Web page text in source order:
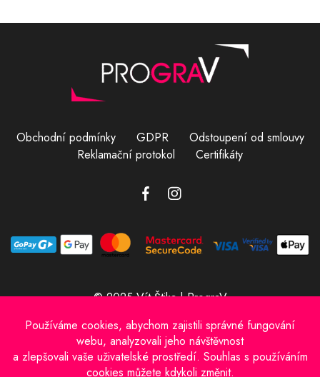
Obchodní podmínky GDPR
Odstoupení od smlouvy
Reklamační protokol
Certifikáty
© 2025 Vít Štika | PrograV
Provozovatel e-shopu: Vít Štika
IČO: 01597833